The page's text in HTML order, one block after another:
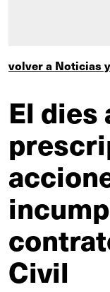
volver a Noticias
El dies
Civil